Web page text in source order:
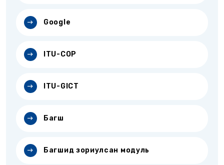
Google
ITU-COP
ITU-GICT
Багш
Багшид зориулсан модуль